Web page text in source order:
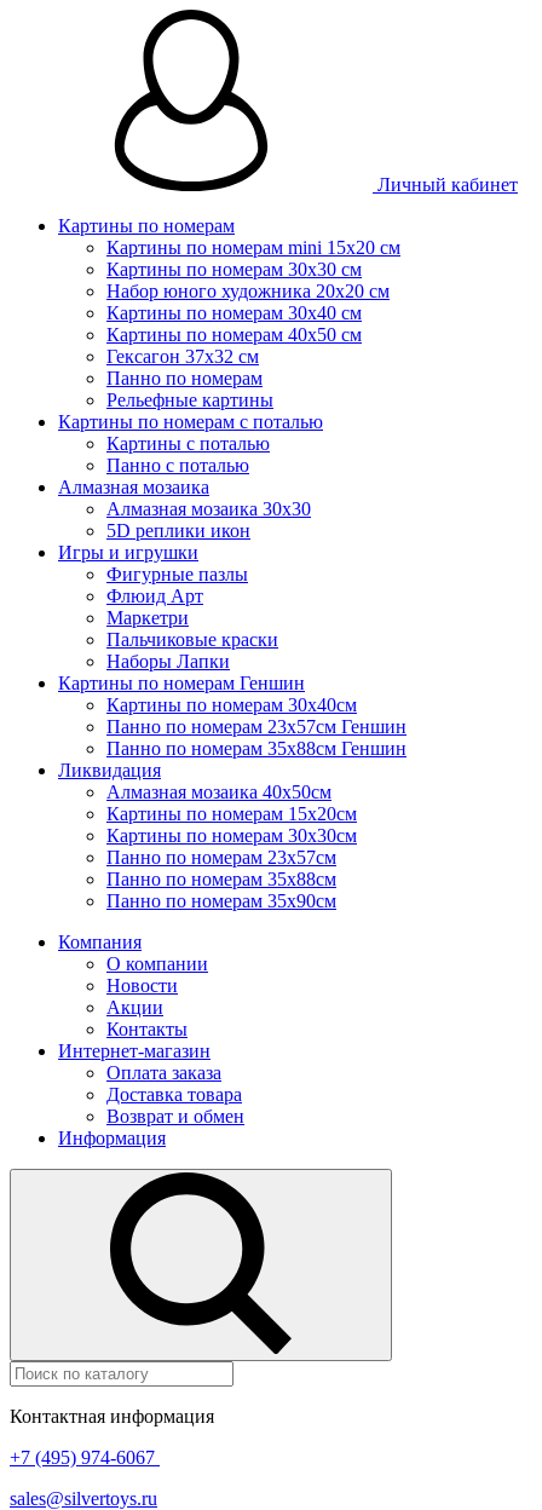
Личный кабинет
Картины по номерам
Картины по номерам mini 15х20 см
Картины по номерам 30x30 см
Набор юного художника 20х20 см
Картины по номерам 30х40 см
Картины по номерам 40х50 см
Гексагон 37х32 см
Панно по номерам
Рельефные картины
Картины по номерам с поталью
Картины с поталью
Панно с поталью
Алмазная мозаика
Алмазная мозаика 30х30
5D реплики икон
Игры и игрушки
Фигурные пазлы
Флюид Арт
Маркетри
Пальчиковые краски
Наборы Лапки
Картины по номерам Геншин
Картины по номерам 30х40см
Панно по номерам 23х57см Геншин
Панно по номерам 35х88см Геншин
Ликвидация
Алмазная мозаика 40х50см
Картины по номерам 15х20см
Картины по номерам 30х30см
Панно по номерам 23х57см
Панно по номерам 35х88см
Панно по номерам 35х90см
Компания
О компании
Новости
Акции
Контакты
Интернет-магазин
Оплата заказа
Доставка товара
Возврат и обмен
Информация
Контактная информация
+7 (495) 974-6067
sales@silvertoys.ru